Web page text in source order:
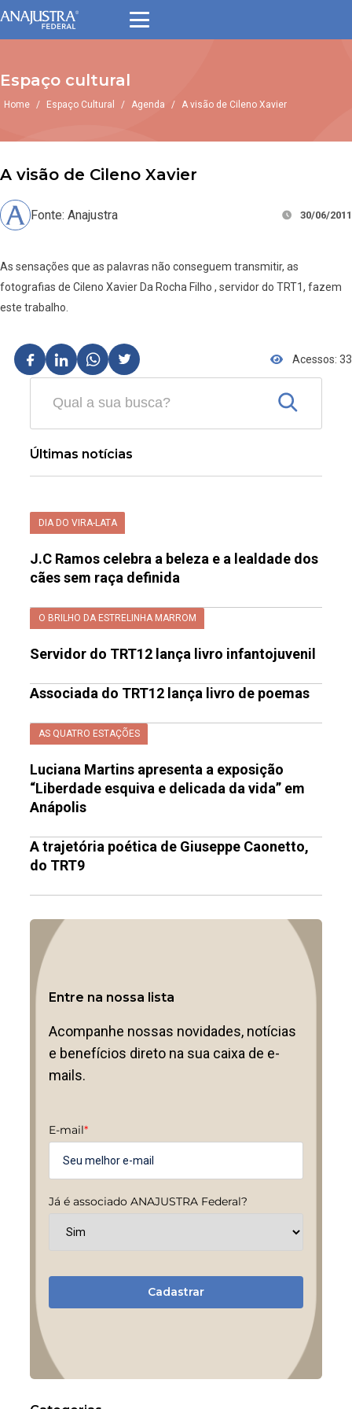
Espaço cultural
Home / Espaço Cultural / Agenda / A visão de Cileno Xavier
A visão de Cileno Xavier
Fonte: Anajustra 30/06/2011
As sensações que as palavras não conseguem transmitir, as
fotografias de Cileno Xavier Da Rocha Filho , servidor do TRT1, fazem
este trabalho.
Acessos: 33
Últimas notícias
DIA DO VIRA-LATA
J.C Ramos celebra a beleza e a lealdade dos
cães sem raça definida
O BRILHO DA ESTRELINHA MARROM
Servidor do TRT12 lança livro infantojuvenil
Associada do TRT12 lança livro de poemas
AS QUATRO ESTAÇÕES
Luciana Martins apresenta a exposição
“Liberdade esquiva e delicada da vida” em
Anápolis
A trajetória poética de Giuseppe Caonetto,
do TRT9
Entre na nossa lista
Acompanhe nossas novidades, notícias
e benefícios direto na sua caixa de e-
mails.
E-mail*
Já é associado ANAJUSTRA Federal?
Cadastrar